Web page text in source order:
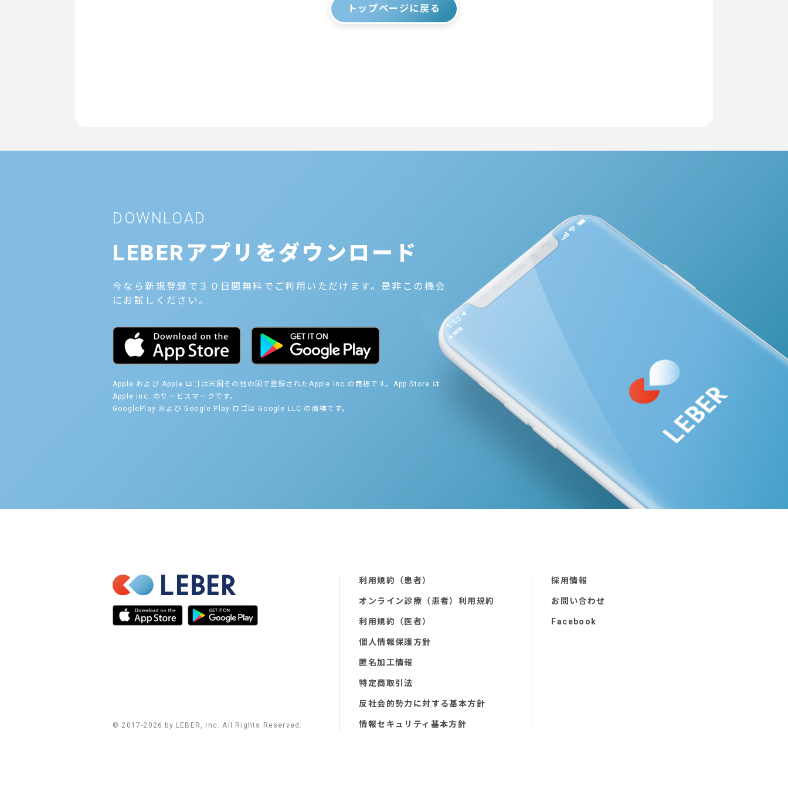
トップページに戻る
DOWNLOAD
LEBERアプリをダウンロード
今なら新規登録で３０日間無料でご利用いただけます。是非この機会
にお試しください。
Apple および Apple ロゴは米国その他の国で登録されたApple Inc.の商標です。App Store は
Apple Inc. のサービスマークです。
GooglePlay および Google Play ロゴは Google LLC の商標です。
© 2017-2026 by LEBER, Inc. All Rights Reserved.
利用規約（患者）
オンライン診療（患者）利用規約
利用規約（医者）
個人情報保護方針
匿名加工情報
特定商取引法
反社会的勢力に対する基本方針
情報セキュリティ基本方針
採用情報
お問い合わせ
Facebook